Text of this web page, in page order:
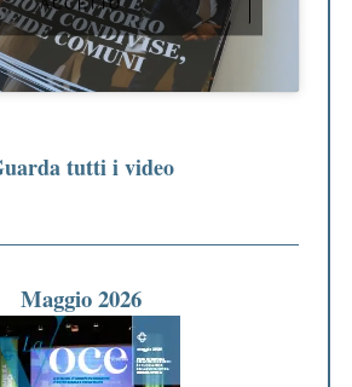
ACCETTO
tutti i video
Maggio 2026